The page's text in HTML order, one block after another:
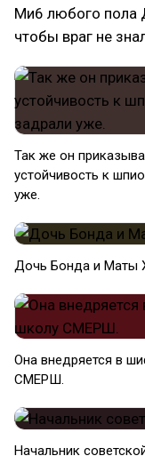
Ми6 любого пола
чтобы враг не
Так же он
устойчивость к
уже.
Дочь Бонда и Маты
Она внедряется в
СМЕРШ.
Начальник